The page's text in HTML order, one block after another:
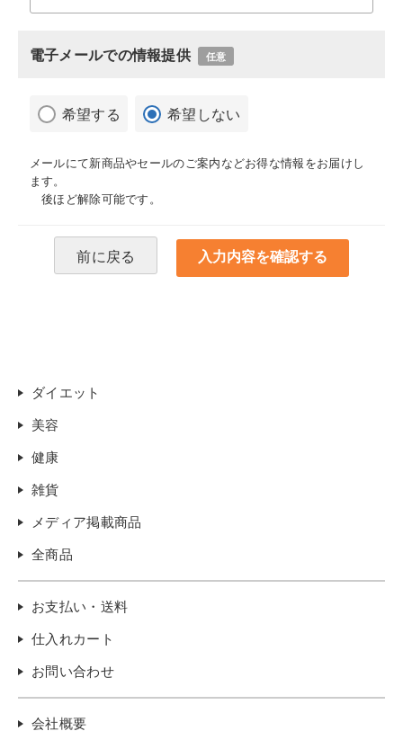
電子メールでの情報提供 任意
希望する 希望しない
メールにて新商品やセールのご案内などお得な情報をお届けし
ます。
後ほど解除可能です。
前に戻る
ダイエット
美容
健康
雑貨
メディア掲載商品
全商品
お支払い・送料
仕入れカート
お問い合わせ
会社概要